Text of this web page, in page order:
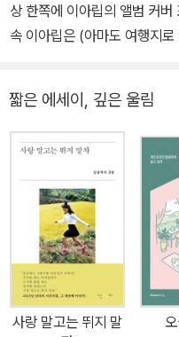
상 한쪽에 이아립의 앨범 커
속 이아립은 (아마도 여행지
네⟩가 내게는 일종의 주문 같
이 깃들어 있었기 때문이다.
가 ‘이 밤-’ 첫 운을 떼면 책
있다. 내게 그의 목소리에 담
닉이 아닌, 나를 기분 좋게 감싸면서
그란 시디로 만났던 이아립
착했다. 모니터를 사진으로
025년, 이아립의 주문은 또
곳으로 옮겨주던 ‘바람’은 이
꼼꼼히 살펴 우리의 ‘하루를
짧은 에세이, 깊은 울림
사랑 말고는 뛰지 말